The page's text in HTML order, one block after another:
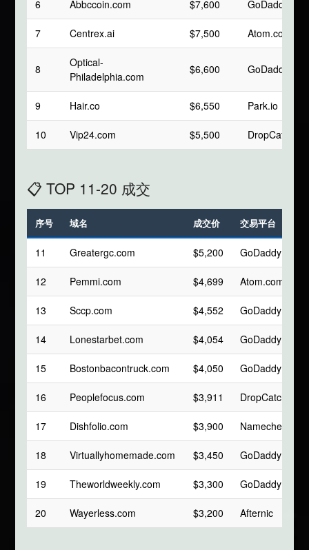
6 Abbccoin.com $7,600 GoDaddy
7 Centrex.ai $7,500 Atom.com
8
Optical-
Philadelphia.com
$6,600 GoDaddy
9 Hair.co $6,550 Park.io
10 Vip24.com $5,500 DropCatch
📋 TOP 11-20 成交
序号 域名 成交价 交易平台
11 Greatergc.com $5,200 GoDaddy
12 Pemmi.com $4,699 Atom.com
13 Sccp.com $4,552 GoDaddy
14 Lonestarbet.com $4,054 GoDaddy
15 Bostonbacontruck.com $4,050 GoDaddy
16 Peoplefocus.com $3,911 DropCatch
17 Dishfolio.com $3,900 Namecheap
18 Virtuallyhomemade.com $3,450 GoDaddy
19 Theworldweekly.com $3,300 GoDaddy
20 Wayerless.com $3,200 Afternic